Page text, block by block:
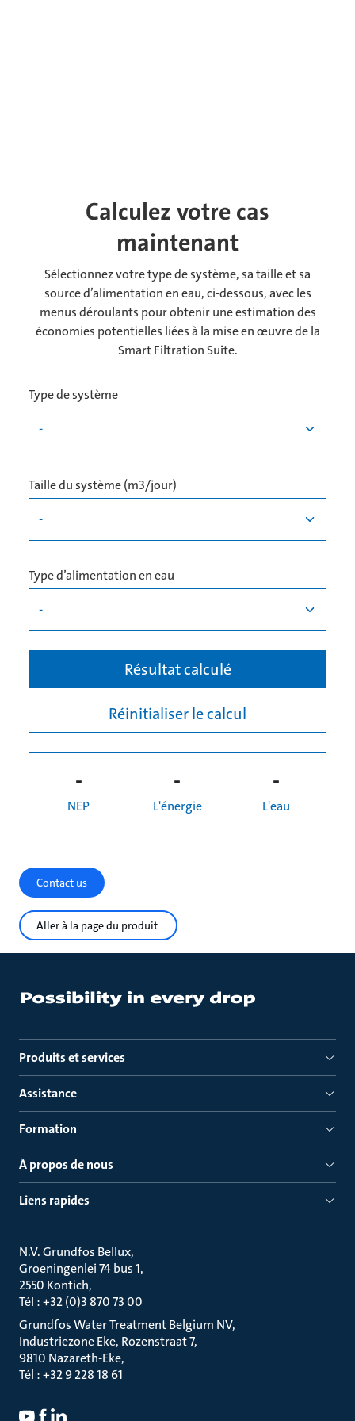
Calculez votre cas
maintenant
Sélectionnez votre type de système, sa taille et sa
source d’alimentation en eau, ci-dessous, avec les
menus déroulants pour obtenir une estimation des
économies potentielles liées à la mise en œuvre de la
Smart Filtration Suite.
Type de système
Taille du système (m3/jour)
Type d’alimentation en eau
Résultat calculé
Réinitialiser le calcul
-
NEP
-
L'énergie
-
L'eau
Contact us
Aller à la page du produit
Produits et services
Assistance
Formation
À propos de nous
Liens rapides
N.V. Grundfos Bellux
Groeningenlei 74 bus 1
2550 Kontich
Tél : +32 (0)3 870 73 00
Grundfos Water Treatment Belgium NV
Industriezone Eke, Rozenstraat 7
9810 Nazareth-Eke
Tél : +32 9 228 18 61